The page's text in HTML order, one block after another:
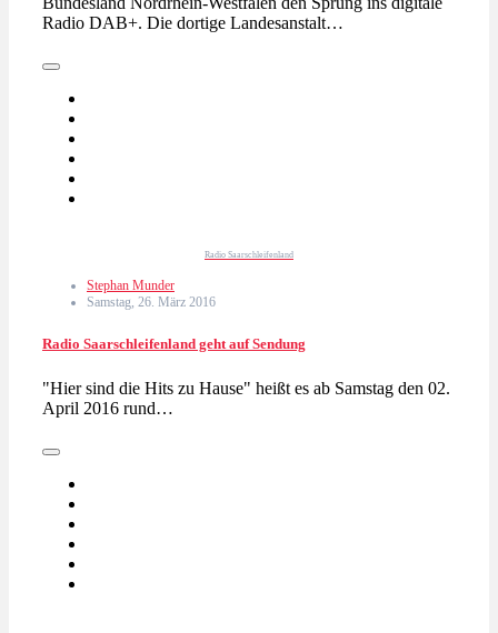
Radio DAB+. Die dortige Landesanstalt…
Radio Saarschleifenland
Stephan Munder
Samstag, 26. März 2016
Radio Saarschleifenland geht auf Sendung
"Hier sind die Hits zu Hause" heißt es ab Samstag den 02.
April 2016 rund…